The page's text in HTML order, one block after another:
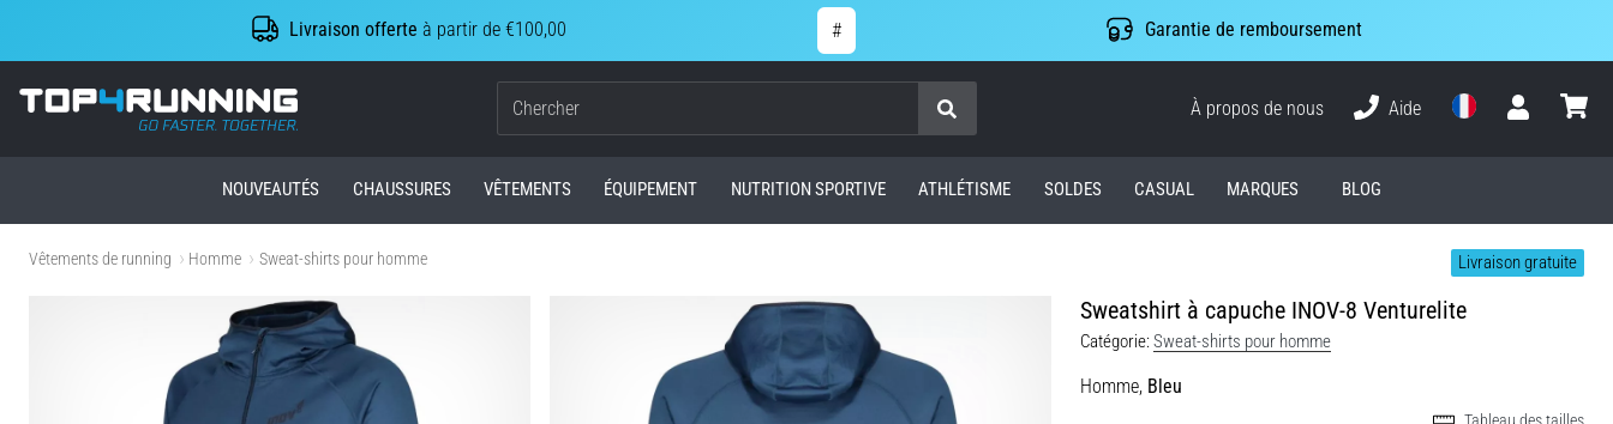
Livraison offerte à partir de €100,00 # Garantie de remboursement
Top4Running.be
Chercher
À propos de nous
Aide
NOUVEAUTÉS CHAUSSURES VÊTEMENTS ÉQUIPEMENT NUTRITION SPORTIVE ATHLÉTISME SOLDES CASUAL MARQUES BLOG
Vêtements de running Homme Sweat-shirts pour homme Livraison gratuite
Sweatshirt à capuche INOV-8 Venturelite
Catégorie:Sweat-shirts pour homme
Homme, Bleu